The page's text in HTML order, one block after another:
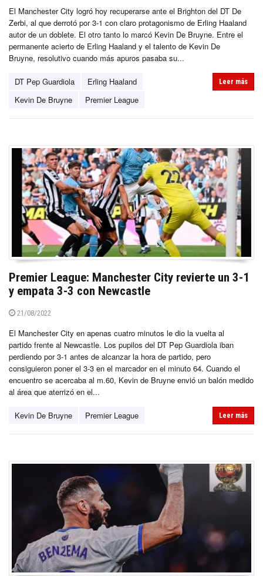
El Manchester City logró hoy recuperarse ante el Brighton del DT De
Zerbi, al que derrotó por 3-1 con claro protagonismo de Erling Haaland
autor de un doblete. El otro tanto lo marcó Kevin De Bruyne. Entre el
permanente acierto de Erling Haaland y el talento de Kevin De
Bruyne, resolutivo cuando más apuros pasaba su...
DT Pep Guardiola
Erling Haaland
Kevin De Bruyne
Premier League
Leer más
Premier League: Manchester City revierte un 3-1
y empata 3-3 con Newcastle
21/08/2022
El Manchester City en apenas cuatro minutos le dio la vuelta al
partido frente al Newcastle. Los pupilos del DT Pep Guardiola iban
perdiendo por 3-1 antes de alcanzar la hora de partido, pero
consiguieron poner el 3-3 en el marcador en el minuto 64. Cuando el
encuentro se acercaba al m.60, Kevin de Bruyne envió un balón medido
al área que aterrizó en el...
Kevin De Bruyne Premier League Leer más